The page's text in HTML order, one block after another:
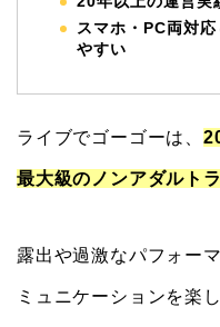
スマホ・PC両対
やすい
ライブでゴーゴーは、
最大級のノンアダルト
露出や過激なパフォー
ミュニケーションを楽